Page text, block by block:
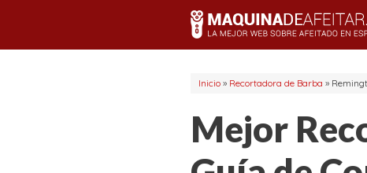
contenido
Inicio » Recortadora de Barba »
Mejor